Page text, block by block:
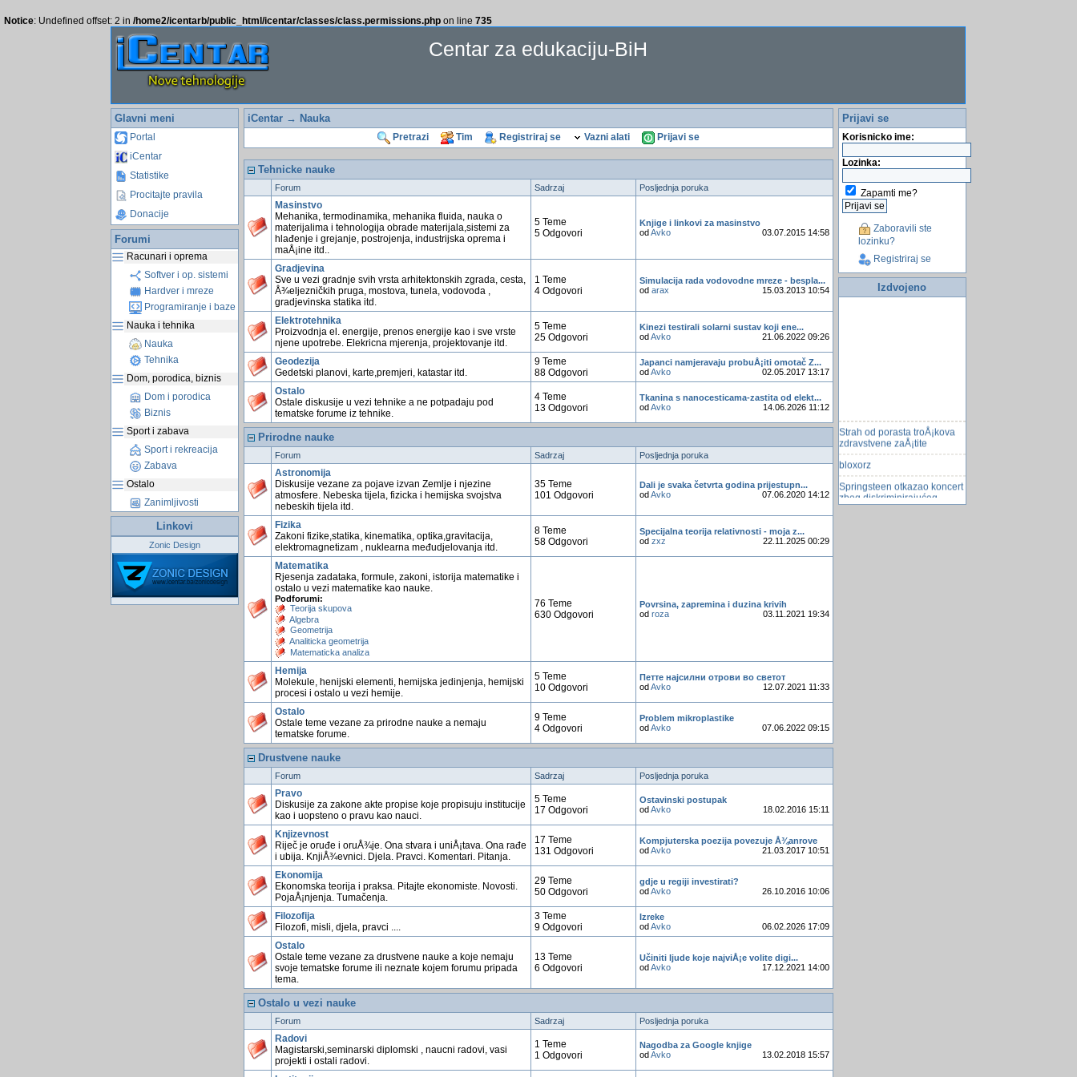
Notice: Undefined offset: 2 in /home2/icentarb/public_html/icentar/classes/class.permissions.php on line 735
Centar za edukaciju-BiH
Glavni meni
Portal
iCentar
Statistike
Procitajte pravila
Donacije
Forumi
Racunari i oprema
Softver i op. sistemi
Hardver i mreze
Programiranje i baze
Nauka i tehnika
Nauka
Tehnika
Dom, porodica, biznis
Dom i porodica
Biznis
Sport i zabava
Sport i rekreacija
Zabava
Ostalo
Zanimljivosti
Linkovi
Zonic Design
iCentar→ Nauka
Pretrazi Tim Registriraj se Vazni alati Prijavi se
Tehnicke nauke
Forum Sadrzaj Posljednja poruka
Masinstvo
Mehanika, termodinamika, mehanika fluida, nauka o
materijalima i tehnologija obrade materijala,sistemi za
hlađenje i grejanje, postrojenja, industrijska oprema i
maÅ¡ine itd..
5 Teme
5 Odgovori
Knjige i linkovi za masinstvo
odAvko 03.07.2015 14:58
Gradjevina
Sve u vezi gradnje svih vrsta arhitektonskih zgrada, cesta,
Å¾eljezničkih pruga, mostova, tunela, vodovoda ,
gradjevinska statika itd.
1 Teme
4 Odgovori
Simulacija rada vodovodne mreze - bespla...
od arax 15.03.2013 10:54
Elektrotehnika
Proizvodnja el. energije, prenos energije kao i sve vrste
njene upotrebe. Elekricna mjerenja, projektovanje itd.
5 Teme
25 Odgovori
Kinezi testirali solarni sustav koji ene...
odAvko 21.06.2022 09:26
Geodezija
Gedetski planovi, karte,premjeri, katastar itd.
9 Teme
88 Odgovori
Japanci namjeravaju probuÅ¡iti omotač Z...
odAvko 02.05.2017 13:17
Ostalo
Ostale diskusije u vezi tehnike a ne potpadaju pod
tematske forume iz tehnike.
4 Teme
13 Odgovori
Tkanina s nanocesticama-zastita od elekt...
odAvko 14.06.2026 11:12
Prirodne nauke
Forum Sadrzaj Posljednja poruka
Astronomija
Diskusije vezane za pojave izvan Zemlje i njezine
atmosfere. Nebeska tijela, fizicka i hemijska svojstva
nebeskih tijela itd.
35 Teme
101 Odgovori
Dali je svaka četvrta godina prijestupn...
odAvko 07.06.2020 14:12
Fizika
Zakoni fizike,statika, kinematika, optika,gravitacija,
elektromagnetizam , nuklearna međudjelovanja itd.
8 Teme
58 Odgovori
Specijalna teorija relativnosti - moja z...
od zxz 22.11.2025 00:29
Matematika
Rjesenja zadataka, formule, zakoni, istorija matematike i
ostalo u vezi matematike kao nauke.
Podforumi:
Teorija skupova
Algebra
Geometrija
Analiticka geometrija
Matematicka analiza
76 Teme
630 Odgovori
Povrsina, zapremina i duzina krivih
od roza 03.11.2021 19:34
Hemija
Molekule, henijski elementi, hemijska jedinjenja, hemijski
procesi i ostalo u vezi hemije.
5 Teme
10 Odgovori
Петте најсилни отрови во светот
odAvko 12.07.2021 11:33
Ostalo
Ostale teme vezane za prirodne nauke a nemaju
tematske forume.
9 Teme
4 Odgovori
Problem mikroplastike
odAvko 07.06.2022 09:15
Drustvene nauke
Forum Sadrzaj Posljednja poruka
Pravo
Diskusije za zakone akte propise koje propisuju institucije
kao i uopsteno o pravu kao nauci.
5 Teme
17 Odgovori
Ostavinski postupak
odAvko 18.02.2016 15:11
Knjizevnost
Riječ je oruđe i oruÅ¾je. Ona stvara i uniÅ¡tava. Ona rađe
i ubija. KnjiÅ¾evnici. Djela. Pravci. Komentari. Pitanja.
17 Teme
131 Odgovori
Kompjuterska poezija povezuje Å¾anrove
odAvko 21.03.2017 10:51
Ekonomija
Ekonomska teorija i praksa. Pitajte ekonomiste. Novosti.
PojaÅ¡njenja. Tumačenja.
29 Teme
50 Odgovori
gdje u regiji investirati?
odAvko 26.10.2016 10:06
Filozofija
Filozofi, misli, djela, pravci ....
3 Teme
9 Odgovori
Izreke
odAvko 06.02.2026 17:09
Ostalo
Ostale teme vezane za drustvene nauke a koje nemaju
svoje tematske forume ili neznate kojem forumu pripada
tema.
13 Teme
6 Odgovori
Učiniti ljude koje najviÅ¡e volite digi...
odAvko 17.12.2021 14:00
Ostalo u vezi nauke
Forum Sadrzaj Posljednja poruka
Radovi
Magistarski,seminarski diplomski , naucni radovi, vasi
projekti i ostali radovi.
1 Teme
1 Odgovori
Nagodba za Google knjige
odAvko 13.02.2018 15:57
Prijavi se
Korisnicko ime:
Lozinka:
Zapamti me?
Zaboravili ste
lozinku?
Registriraj se
Izdvojeno
Strah od porasta troÅ¡kova
zdravstvene zaÅ¡tite
bloxorz
Springsteen otkazao koncert
zbog diskriminirajućeg
zakona